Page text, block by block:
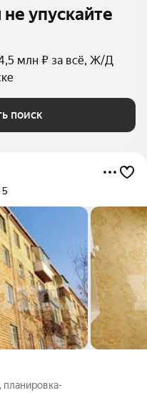
упускайте
млн ₽ за всё, Ж/Д
поиск
5
планировка-